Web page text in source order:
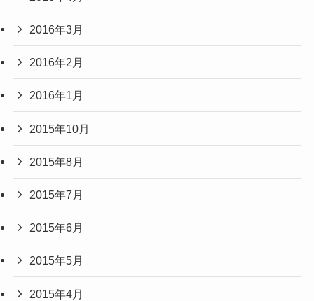
2016年3月
2016年2月
2016年1月
2015年10月
2015年8月
2015年7月
2015年6月
2015年5月
2015年4月